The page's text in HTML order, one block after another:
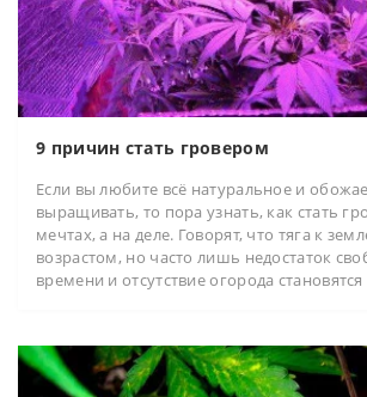
9 причин стать гровером
Если вы любите всё натуральное и
выращивать, то пора узнать, как стать
мечтах, а на деле. Говорят, что тяга к
возрастом, но часто лишь недостаток
времени и отсутствие огорода становятся